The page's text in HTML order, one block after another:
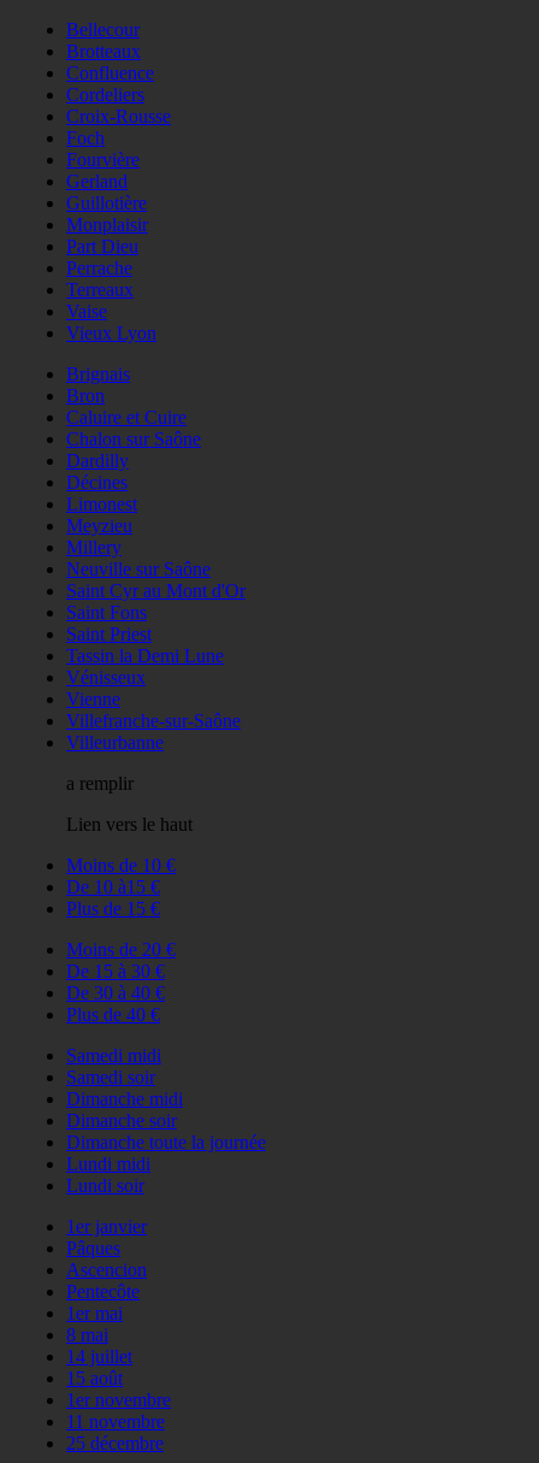
Bellecour
Brotteaux
Confluence
Cordeliers
Croix-Rousse
Foch
Fourvière
Gerland
Guillotière
Monplaisir
Part Dieu
Perrache
Terreaux
Vaise
Vieux Lyon
Brignais
Bron
Caluire et Cuire
Chalon sur Saône
Dardilly
Décines
Limonest
Meyzieu
Millery
Neuville sur Saône
Saint Cyr au Mont d'Or
Saint Fons
Saint Priest
Tassin la Demi Lune
Vénisseux
Vienne
Villefranche-sur-Saône
Villeurbanne
a remplir
Lien vers le haut
Moins de 10 €
De 10 à15 €
Plus de 15 €
Moins de 20 €
De 15 à 30 €
De 30 à 40 €
Plus de 40 €
Samedi midi
Samedi soir
Dimanche midi
Dimanche soir
Dimanche toute la journée
Lundi midi
Lundi soir
1er janvier
Pâques
Ascencion
Pentecôte
1er mai
8 mai
14 juillet
15 août
1er novembre
11 novembre
25 décembre